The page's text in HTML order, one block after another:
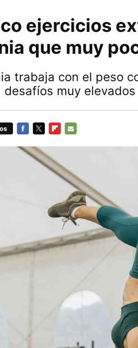
ejercicios
que muy
trabaja con el peso
desafíos muy elevados